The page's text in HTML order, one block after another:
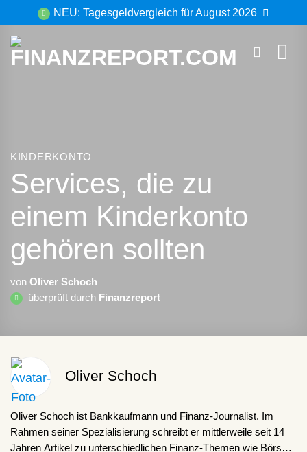
Inhalt
springen
NEU: Tagesgeldvergleich für August 2026
KINDERKONTO
Services, die zu
einem Kinderkonto
gehören sollten
von Oliver Schoch
überprüft durch Finanzreport
Oliver Schoch
Oliver Schoch ist Bankkaufmann und Finanz-Journalist. Im
Rahmen seiner Spezialisierung schreibt er mittlerweile seit 14
Jahren Artikel zu unterschiedlichen Finanz-Themen wie Börse,